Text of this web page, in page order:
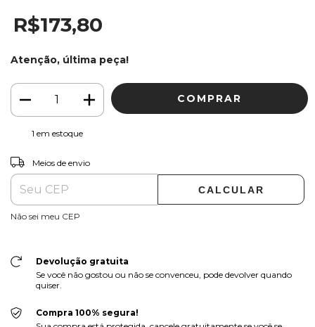
R$173,80
Atenção, última peça!
1 em estoque
Entregas para o CEP:
Meios de envio
CALCULAR
Não sei meu CEP
Devolução gratuita
Se você não gostou ou não se convenceu, pode devolver quando
quiser.
Compra 100% segura!